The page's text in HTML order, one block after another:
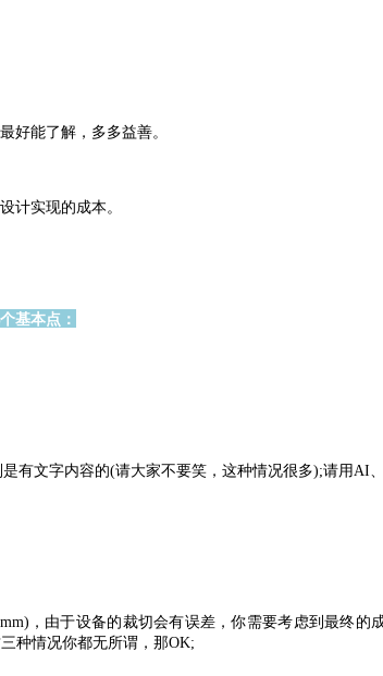
好能了解，多多益善。
计实现的成本。
基本点：
有文字内容的(请大家不要笑，这种情况很多);请用
，由于设备的裁切会有误差，你需要考虑到最终
种情况你都无所谓，那OK;